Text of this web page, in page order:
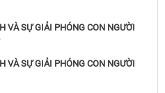
VÀ SỰ GIẢI PHÓNG CON NGƯỜI
VÀ SỰ GIẢI PHÓNG CON NGƯỜI